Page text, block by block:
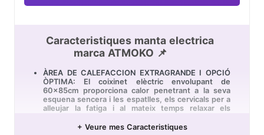
Caracteristiques manta electrica
marca ATMOKO 📌
ÀREA DE CALEFACCION EXTRAGRANDE I OPCIÓ
ÒPTIMA: El coixinet elèctric envolupant de
60x85cm proporciona calor penetrant a la seva
esquena sencera i les espatlles, els cervicals per a
alleujar la fatiga i al mateix temps relaxar els
o simplement per a mantenir la calor en els dies
+ Veure mes Caracteristiques